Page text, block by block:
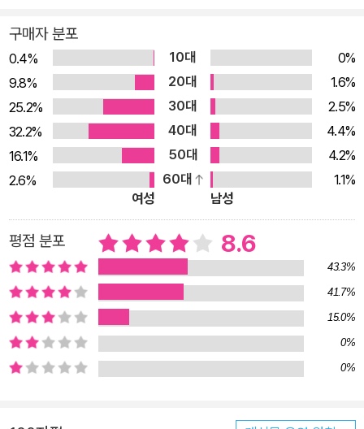
녀가 『올리브 키터리지』로 퓰리처상을 수상하지 않았다면, 이 소
설이 틀림없이 유력한 후보가 되었을 것이다”(<가디언>)라는
평을 들은, 스트라우트의 또하나의 걸작이다. 인생의 첫맛은 외로
움이었다. 그럼에도 결국…… 모든 삶은 경이롭다. “지금은 내 인
생도 완전히 달라졌기에, 어린 시절을 돌이켜보며 이런 생각을 하
게 될 때가 있다. 그렇게 나쁘지는 않았다고. 어쩌면 그렇게 나쁘
지는 않았을 거라고. 하지만 햇살이 내리쬐는 보도를 걷거나 바람
에 휘는 나무 우듬지를 볼 때, 또는 이스트 강 위로 나지막이 걸린
11월의 하늘을 바라볼 때, 내 마음이 갑자기 어둠에 대한 앎으로
가득차는 순간들이 예기치 않게 찾아오기도 한다.” _본문 21쪽
소설 앞머리에서 화자가 밝히고 있듯이 “이것은 단순한 이야기이
다.”(본문 10쪽) 『내 이름은 루시 바턴』은 어둠으로 가득했던, 그
러나 반짝이는 순간들도 있었던 자신의 과거를 회상하는 한 소설
가의 이야기다. 소설의 화자인 루시는 지금으로부터 꽤 오래전 1
980년대 중반에 병원에서 보낸 구 주, 그중에서도 오래 연락을
구매자 분포
0.4% 10대
0%
9.8%
20대
1.6%
25.2%
30대
2.5%
32.2%
40대
4.4%
16.1%
50대
4.2%
2.6%
60대
1.1%
여성
남성
평점 분포 8.6
43.3%
41.7%
15.0%
0%
0%